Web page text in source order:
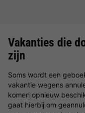
Vakanties die
zijn
Soms wordt een
vakantie wegens
komen opnieuw
gaat hierbij om